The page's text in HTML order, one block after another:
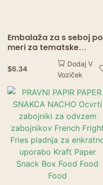
Embalaža za s seboj po
meri za tematske
$6.34
Dodaj V
Voziček